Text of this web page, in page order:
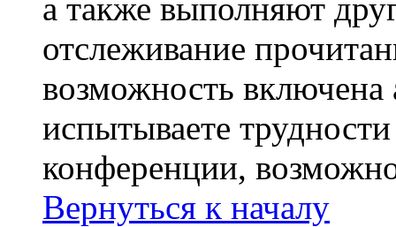
а также выполняют
отслеживание
возможность
испытываете
конференции,
Вернуться к началу